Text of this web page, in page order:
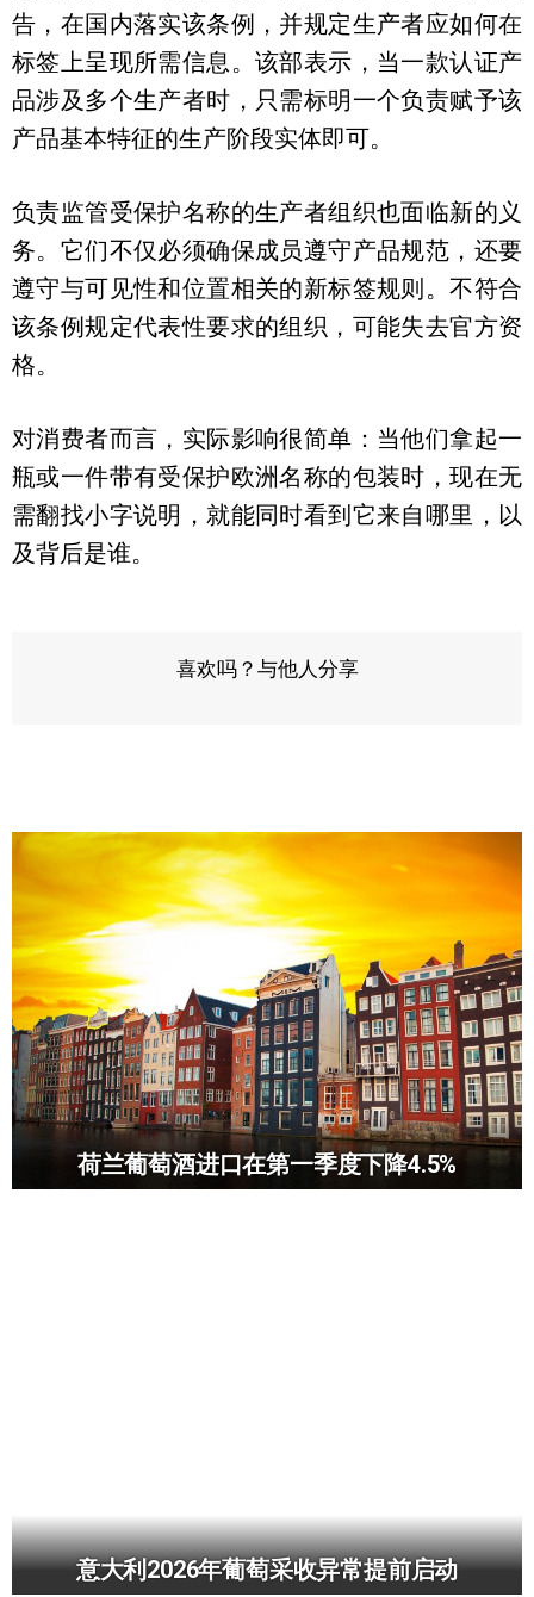
告，在国内落实该条例，并规定生产者应如何在
标签上呈现所需信息。该部表示，当一款认证产
品涉及多个生产者时，只需标明一个负责赋予该
产品基本特征的生产阶段实体即可。
负责监管受保护名称的生产者组织也面临新的义
务。它们不仅必须确保成员遵守产品规范，还要
遵守与可见性和位置相关的新标签规则。不符合
该条例规定代表性要求的组织，可能失去官方资
格。
对消费者而言，实际影响很简单：当他们拿起一
瓶或一件带有受保护欧洲名称的包装时，现在无
需翻找小字说明，就能同时看到它来自哪里，以
及背后是谁。
喜欢吗？与他人分享
荷兰葡萄酒进口在第一季度下降4.5%
意大利2026年葡萄采收异常提前启动